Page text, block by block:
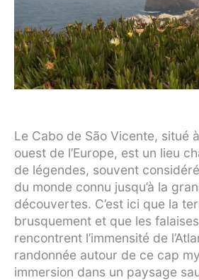
Le Cabo de São Vicente, situé
ouest de l’Europe, est un lieu
de légendes, souvent
du monde connu jusqu’à la
découvertes. C’est ici que la
brusquement et que les
rencontrent l’immensité de
randonnée autour de ce cap
immersion dans un paysage